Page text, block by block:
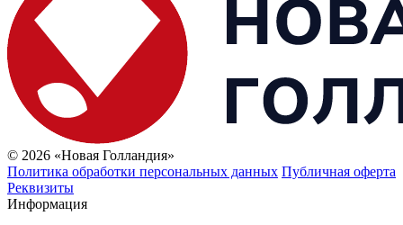
© 2026 «Новая Голландия»
Политика обработки персональных данных Публичная оферта
Реквизиты
Информация